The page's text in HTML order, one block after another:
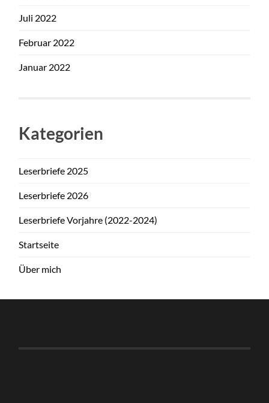
Juli 2022
Februar 2022
Januar 2022
Kategorien
Leserbriefe 2025
Leserbriefe 2026
Leserbriefe Vorjahre (2022-2024)
Startseite
Über mich